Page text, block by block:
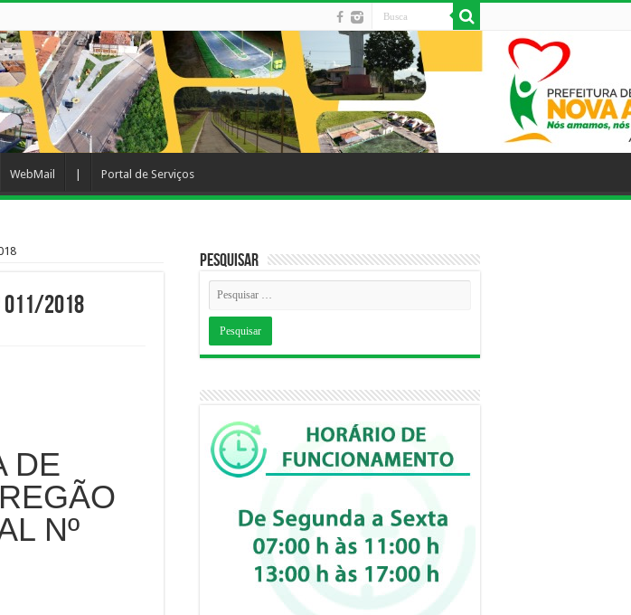
WebMail Portal de Serviços
011/2018
DE
Nº
Pesquisar